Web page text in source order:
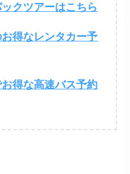
クツアーはこちら
得なレンタカー予
得な高速バス予約